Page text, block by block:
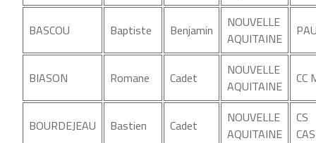
BASCOU Baptiste Benjamin
NOUVELLE
AQUITAINE
BIASON Romane Cadet
NOUVELLE
AQUITAINE
CC
BOURDEJEAU Bastien Cadet
NOUVELLE
AQUITAINE
CS